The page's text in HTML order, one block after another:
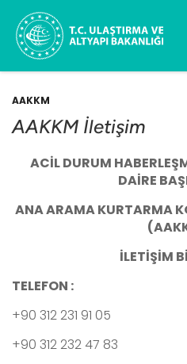
AAKKM
AAKKM İletişim
ACİL DURUM
DAİRE
ANA ARAMA KURTARMA
İLETİŞİM
TELEFON :
+90 312 231 91 05
+90 312 232 47 83